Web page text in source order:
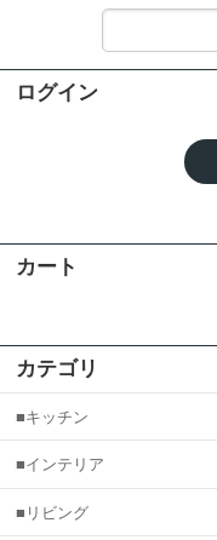
ログイン
カート
カテゴリ
■キッチン
■インテリア
■リビング